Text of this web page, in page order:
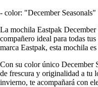
- color: "December Seasonals"
La mochila Eastpak December
compañero ideal para todas
marca Eastpak, esta mochila
Con su color único December
de frescura y originalidad a tu
invierno, te acompañará con